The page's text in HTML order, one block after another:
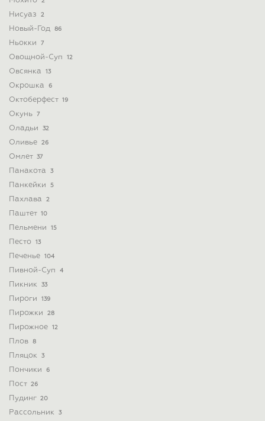
Нисуаз 2
Новый-Год 86
Ньокки 7
Овощной-Суп 12
Овсянка 13
Окрошка 6
Октоберфест 19
Окунь 7
Оладьи 32
Оливье 26
Омлет 37
Панакота 3
Панкейки 5
Пахлава 2
Паштет 10
Пельмени 15
Песто 13
Печенье 104
Пивной-Суп 4
Пикник 33
Пироги 139
Пирожки 28
Пирожное 12
Плов 8
Пляцок 3
Пончики 6
Пост 26
Пудинг 20
Рассольник 3